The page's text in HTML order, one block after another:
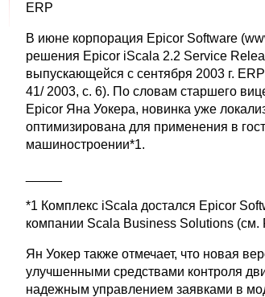
ERP
В июне корпорация Epicor Software
решения Epicor iScala 2.2 Service
выпускающейся с сентября 2003 г.
41/ 2003, с. 6). По словам старшего
Epicor Яна Уокера, новинка уже
оптимизирована для применения в
машиностроении*1.
*1 Комплекс iScala достался Epicor
компании Scala Business Solutions (см.
Ян Уокер также отмечает, что новая
улучшенными средствами контроля
надежным управлением заявками в